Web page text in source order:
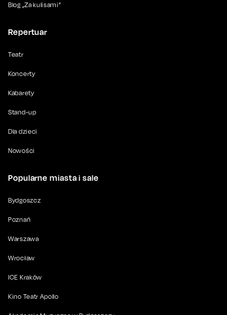
Blog „Za kulisami”
Repertuar
Teatr
Koncerty
Kabarety
Stand-up
Dla dzieci
Nowości
Popularne miasta i sale
Bydgoszcz
Poznań
Warszawa
Wrocław
ICE Kraków
Kino Teatr Apollo